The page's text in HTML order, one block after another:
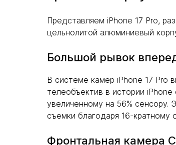
Представляем iPhone 17 Pro,
цельнолитой алюминиевый
Большой рывок
В системе камер iPhone 17 Pro
телеобъектив в истории
увеличенному на 56%
съемки благодаря 16-
Фронтальная камера